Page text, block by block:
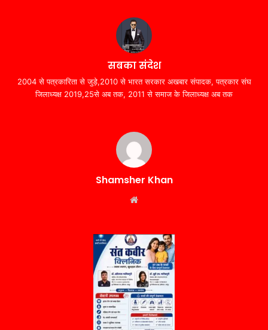
सबका संदेश
2004 से पत्रकारिता से जुड़े,2010 से भारत सरकार अखबार संपादक, पत्रकार संघ
जिलाध्यक्ष 2019,25से अब तक, 2011 से समाज के जिलाध्यक्ष अब तक
Shamsher Khan